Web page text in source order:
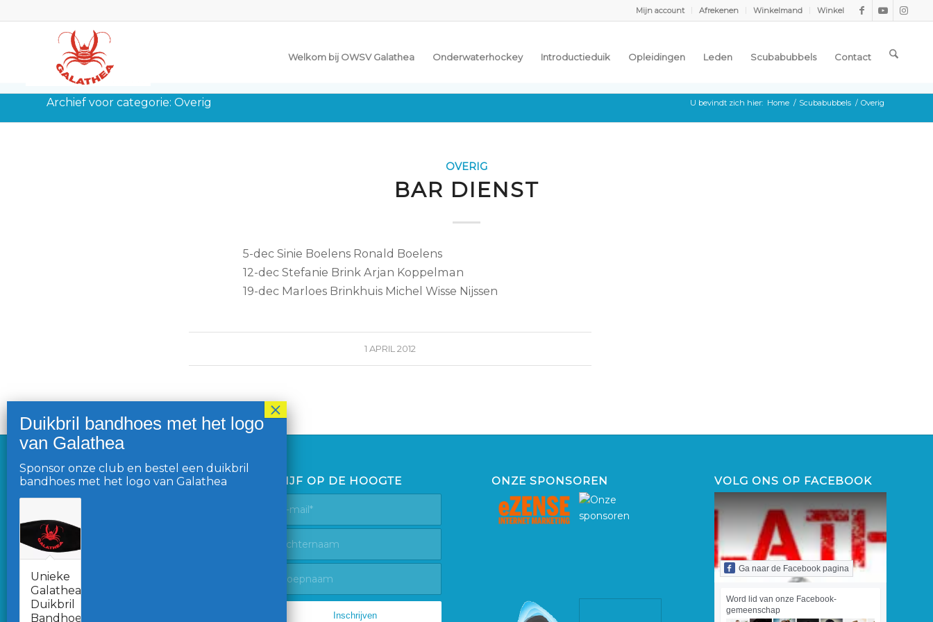
Mijn account Afrekenen Winkelmand Winkel
Welkom bij OWSV Galathea Onderwaterhockey Introductieduik Opleidingen Leden Scubabubbels Contact
Archief voor categorie: Overig U bevindt zich hier: Home / Scubabubbels / Overig
OVERIG
BAR DIENST
5-dec Sinie Boelens Ronald Boelens
12-dec Stefanie Brink Arjan Koppelman
19-dec Marloes Brinkhuis Michel Wisse Nijssen
1 APRIL 2012
LAATSTE NIEUWS
1 februari: er is een winnaar!
BLIJF OP DE HOOGTE ONZE SPONSOREN VOLG ONS OP FACEBOOK
Ga naar de Facebook pagina
Word lid van onze Facebook-
gemeenschap
Sponsor onze club en bestel een duikbril
bandhoes met het logo van Galathea
Unieke
Galathea
Duikbril
Bandhoes.